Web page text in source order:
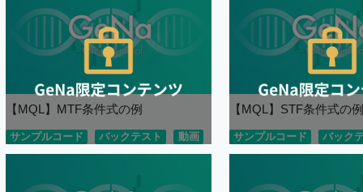
【MQL】MTF条件式の例
サンプルコード バックテスト 動画
【MQL】STF条件式の
サンプルコード バック